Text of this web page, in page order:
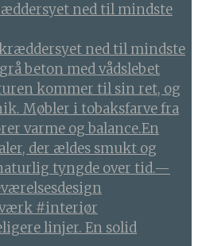
ned til mindste
linjer. En solid